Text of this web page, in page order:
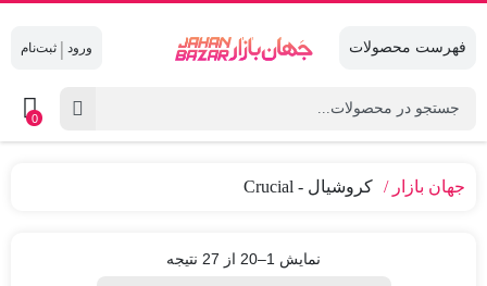
|
0
جهان بازار کروشیال - Crucial
نمایش 1–20 از 27 نتیجه